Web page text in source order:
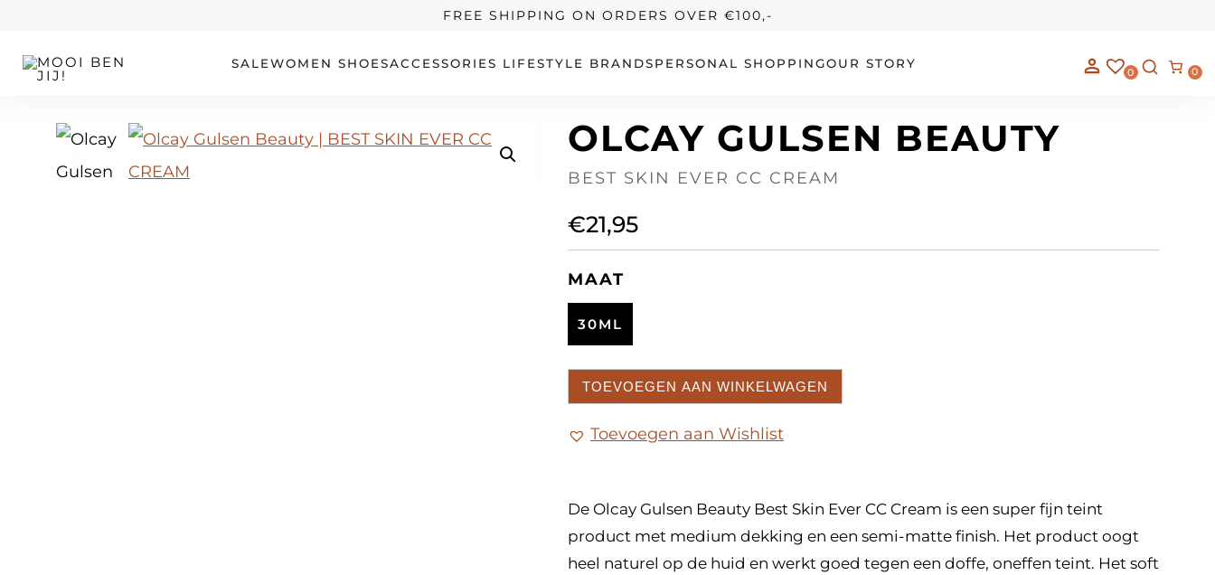
FREE SHIPPING ON ORDERS OVER €100,-
SALEWOMEN SHOESACCESSORIES LIFESTYLE BRANDSPERSONAL SHOPPINGOUR STORY
0 0
OLCAY GULSEN BEAUTY
BEST SKIN EVER CC CREAM
€21,95
MAAT
30ML
TOEVOEGEN AAN WINKELWAGEN
Toevoegen aan Wishlist
De Olcay Gulsen Beauty Best Skin Ever CC Cream is een super fijn teint
product met medium dekking en een semi-matte finish. Het product oogt
heel naturel op de huid en werkt goed tegen een doffe, oneffen teint. Het soft